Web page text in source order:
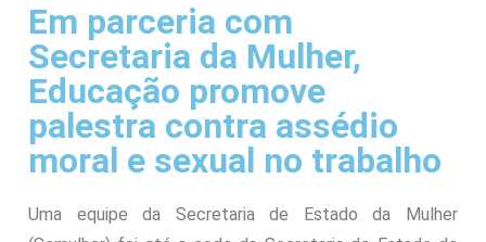
Em parceria com
Secretaria da Mulher,
Educação promove
palestra contra assédio
moral e sexual no trabalho
Uma equipe da Secretaria de Estado da Mulher